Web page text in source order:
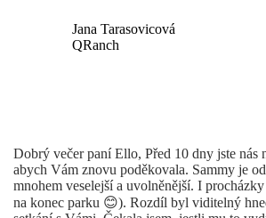
Jana Tarasovicová
QRanch
Dobrý večer paní Ello, Před 10 dny jste nás
abych Vám znovu poděkovala. Sammy je
mnohem veselejší a uvolněnější. I
na konec parku 😊). Rozdíl byl viditelný